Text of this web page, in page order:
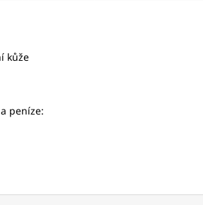
kůže
peníze: